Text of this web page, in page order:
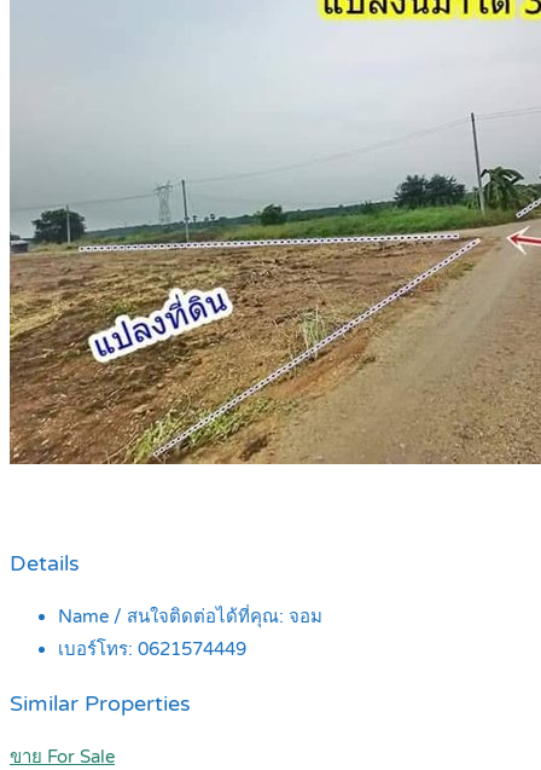
Details
Name / สนใจติดต่อได้ที่คุณ: จอม
เบอร์โทร: 0621574449
Similar Properties
ขาย For Sale